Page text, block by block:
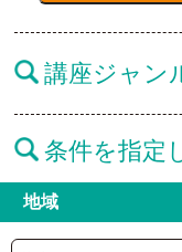
講座ジャン
条件を指定
地域